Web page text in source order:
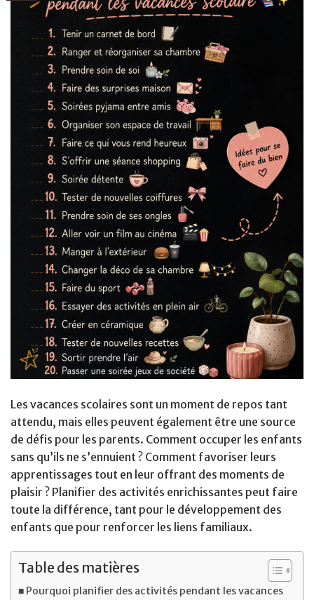
Les vacances scolaires sont un moment de repos tant
attendu, mais elles peuvent également être une source
de défis pour les parents. Comment occuper les enfants
sans qu’ils ne s’ennuient ? Comment favoriser leurs
apprentissages tout en leur offrant des moments de
plaisir ? Planifier des activités enrichissantes peut faire
toute la différence, tant pour le développement des
enfants que pour renforcer les liens familiaux.
Table des matières
Pourquoi planifier des activités pendant les vacances